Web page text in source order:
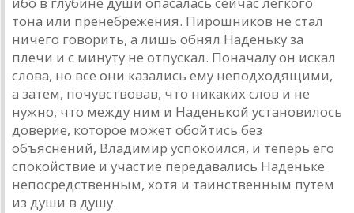
тона или пренебрежения. Пирошников не стал
ничего говорить, а лишь обнял Наденьку за
плечи и с минуту не отпускал. Поначалу он искал
слова, но все они казались ему неподходящими,
а затем, почувствовав, что никаких слов и не
нужно, что между ним и Наденькой установилось
доверие, которое может обойтись без
объяснений, Владимир успокоился, и теперь его
спокойствие и участие передавались Наденьке
непосредственным, хотя и таинственным путем
из души в душу.